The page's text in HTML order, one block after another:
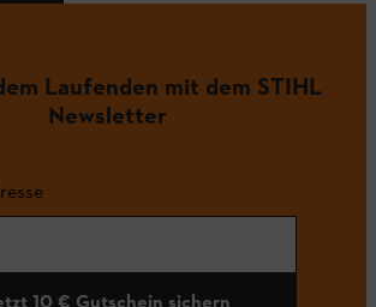
Laufenden mit dem STIHL
Newsletter
10 € Gutschein sichern